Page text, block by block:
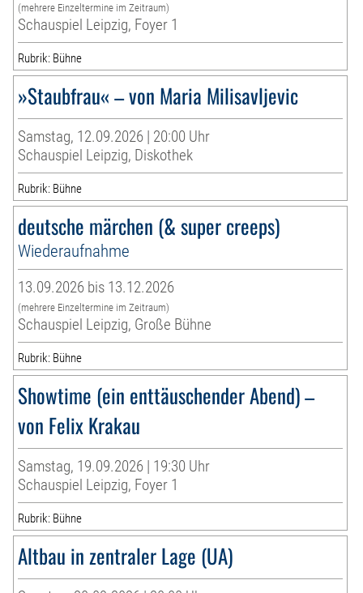
(mehrere Einzeltermine im Zeitraum)
Schauspiel Leipzig, Foyer 1
Rubrik: Bühne
»Staubfrau« – von Maria Milisavljevic
Samstag, 12.09.2026 | 20:00 Uhr
Schauspiel Leipzig, Diskothek
Rubrik: Bühne
deutsche märchen (& super creeps)
Wiederaufnahme
13.09.2026 bis 13.12.2026
(mehrere Einzeltermine im Zeitraum)
Schauspiel Leipzig, Große Bühne
Rubrik: Bühne
Showtime (ein enttäuschender Abend) –
von Felix Krakau
Samstag, 19.09.2026 | 19:30 Uhr
Schauspiel Leipzig, Foyer 1
Rubrik: Bühne
Altbau in zentraler Lage (UA)